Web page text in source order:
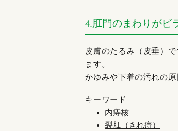
4.肛門のまわりがビ
皮膚のたるみ（皮垂）
ます。
かゆみや下着の汚れの
キーワード
内痔核
裂肛（きれ痔）